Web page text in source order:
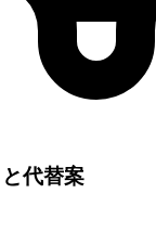
代替案